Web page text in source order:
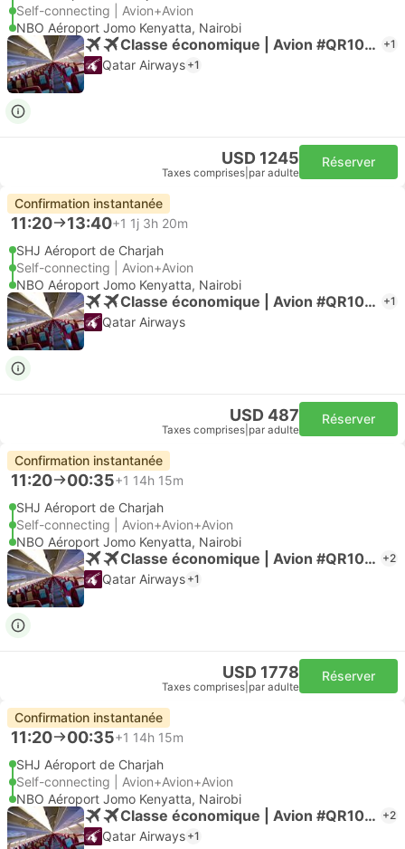
Self-connecting | Avion+Avion
NBO Aéroport Jomo Kenyatta, Nairobi
Classe économique | Avion #QR1039 +1
Qatar Airways +1
USD 1245
Taxes comprises par adulte
Réserver
Confirmation instantanée
11:20 13:40+1 1j 3h 20m
SHJ Aéroport de Charjah
Self-connecting | Avion+Avion
NBO Aéroport Jomo Kenyatta, Nairobi
Classe économique | Avion #QR1039 +1
Qatar Airways
USD 487
Taxes comprises par adulte
Réserver
Confirmation instantanée
11:20 00:35+1 14h 15m
SHJ Aéroport de Charjah
Self-connecting | Avion+Avion+Avion
NBO Aéroport Jomo Kenyatta, Nairobi
Classe économique | Avion #QR1039 +2
Qatar Airways +1
USD 1778
Taxes comprises par adulte
Réserver
Confirmation instantanée
11:20 00:35+1 14h 15m
SHJ Aéroport de Charjah
Self-connecting | Avion+Avion+Avion
NBO Aéroport Jomo Kenyatta, Nairobi
Classe économique | Avion #QR1039 +2
Qatar Airways +1